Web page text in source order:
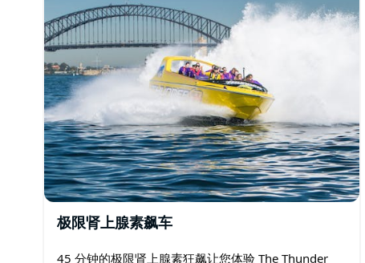
极限肾上腺素飙车
45 分钟的极限肾上腺素狂飙让您体验 The Thunder